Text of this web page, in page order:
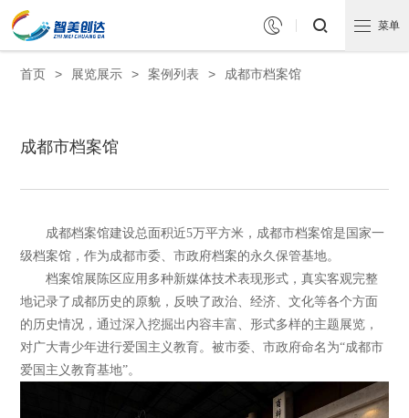
  菜单
首页 > 展览展示 > 案例列表 > 成都市档案馆
成都市档案馆
成都档案馆建设总面积近5万平方米，成都市档案馆是国家一
级档案馆，作为成都市委、市政府档案的永久保管基地。
档案馆展陈区应用多种新媒体技术表现形式，真实客观完整
地记录了成都历史的原貌，反映了政治、经济、文化等各个方面
的历史情况，通过深入挖掘出内容丰富、形式多样的主题展览，
对广大青少年进行爱国主义教育。被市委、市政府命名为“成都市
爱国主义教育基地”。